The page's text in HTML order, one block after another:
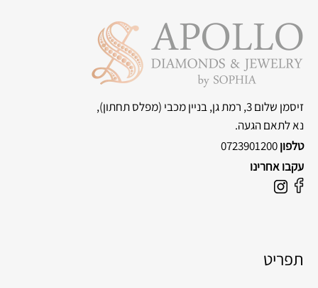
זיסמן שלום 3, רמת גן, בניין מכבי
(מפלס תחתון),
נא לתאם הגעה.
טלפון0723901200
עקבו אחרינו
F
b
I
a
תפריט